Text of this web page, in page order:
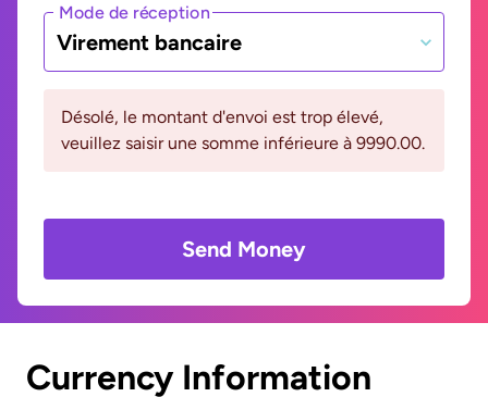
Mode de réception
Virement bancaire
Désolé, le montant d'envoi est trop élevé,
veuillez saisir une somme inférieure à 9990.00.
Send Money
Currency Information